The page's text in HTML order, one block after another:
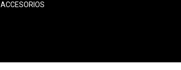
ACCESORIOS